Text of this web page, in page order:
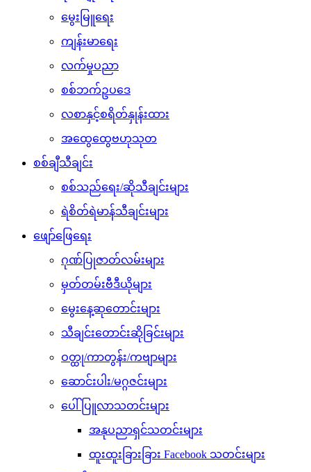
မွေးမြူရေး
ကျန်းမာရေး
လက်မှုပညာ
စစ်ဘက်ဥပဒေ
လစာနှင့်စရိတ်နှုန်းထား
အထွေထွေဗဟုသုတ
စစ်ချီသီချင်း
စစ်သည်ရေး/ဆိုသီချင်းများ
ရဲစိတ်ရဲမာန်သီချင်းများ
ဖျော်ဖြေရေး
ဂုဏ်ပြုဇာတ်လမ်းများ
မှတ်တမ်းဗီဒီယိုများ
မွေးနေ့ဆုတောင်းများ
သီချင်းတောင်းဆိုခြင်းများ
ဝတ္ထု/ကာတွန်း/ကဗျာများ
ဆောင်းပါး/မဂ္ဂဇင်းများ
ပေါ်ပြူလာသတင်းများ
အနုပညာရှင်သတင်းများ
ထူးထူးခြားခြား Facebook သတင်းများ